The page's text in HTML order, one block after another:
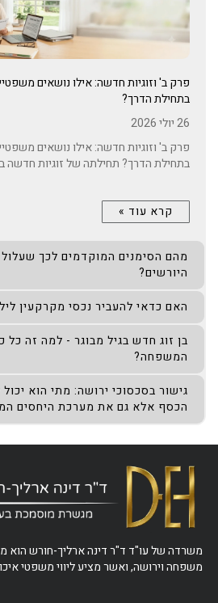
פרק ב' וזוגיות חדשה: אילו נושאים
בתחילת הדרך?
26 יולי 2026
פרק ב' וזוגיות חדשה: אילו נושאים
בתחילת הדרך? תחילתה של זוגיות חדשה
קרא עוד »
מהם הסימנים המוקדמים לכך שעלול
היורשים?
האם כדאי להעביר נכסי מקרקעין
בן זוג חדש בגיל מבוגר - למה זה כל
המשפחה?
גישור בסכסוכי ירושה: מתי הוא
הכסף אלא גם את מערכת היחסים
משרדה של עו"ד ד"ר דינה ארליך-חורש הוא
משפחה וירושה, ואשר מציע ליווי משפטי